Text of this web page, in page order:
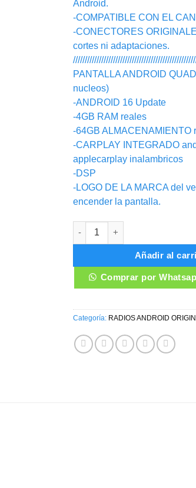
Android.
-COMPATIBLE CON EL
-CONECTORES
cortes ni adaptaciones.
PANTALLA ANDROID
nucleos)
-ANDROID 16 Update
-4GB RAM reales
-64GB ALMACENAMIENTO
-CARPLAY INTEGRADO
applecarplay inalambricos
-DSP
-LOGO DE LA MARCA del
encender la pantalla.
RADIO ANDROID TOYOTA
Añadir al
Comprar por
Categoría: RADIOS ANDROID